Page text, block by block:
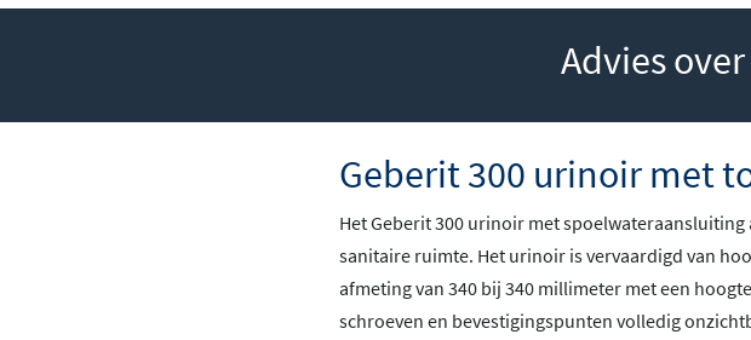
Advies
Geberit 300 urinoir met
Het Geberit 300 urinoir met
sanitaire ruimte. Het urinoir is vervaardigd van
afmeting van 340 bij 340 millimeter met een
schroeven en bevestigingspunten volledig